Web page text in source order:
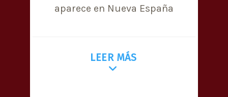
aparece en Nueva España
LEER MÁS